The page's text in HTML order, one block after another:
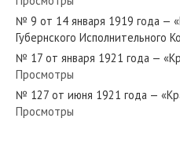
№ 269 от декабря 1931 года
№ 174 от июля 1925 года —
№ 9 от 14 января 1919 года —
Губернского Исполнительного
№ 17 от января 1921 года —
Просмотры
№ 127 от июня 1921 года —
Просмотры